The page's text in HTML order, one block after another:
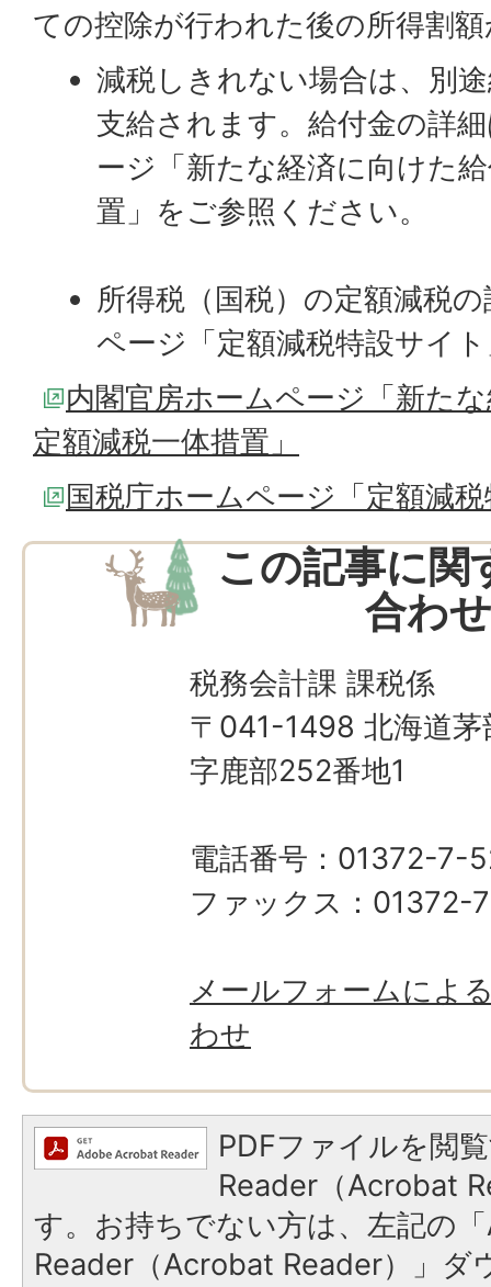
ての控除が行われた後の所得割
減税しきれない場合は、別
支給されます。給付金の詳
ージ「新たな経済に向けた
置」をご参照ください。
所得税（国税）の定額減税
ページ「定額減税特設サイ
内閣官房ホームページ「新た
定額減税一体措置」
国税庁ホームページ「定額減
この記事に関
合わ
税務会計課 課税係
〒041-1498 北海道茅
字鹿部252番地1
電話番号：01372-7-
ファックス：01372-
メールフォームによ
わせ
PDFファイルを閲
Reader（Acrobat
す。お持ちでない方は、左記の
Reader（Acrobat Reader）」ダ